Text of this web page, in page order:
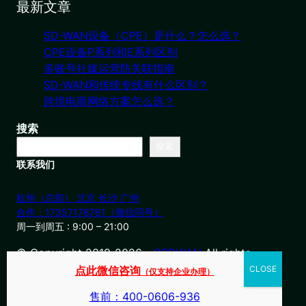
最新文章
SD-WAN设备（CPE）是什么？怎么选？
CPE设备P系列和E系列区别
多账号社媒运营防关联指南
SD-WAN和传统专线有什么区别？
跨境电商网络方案怎么选？
搜索
联系我们
杭州（总部） 北京 长沙 广州
合作：17357178761（微信同号）
周一到周五 : 9:00 – 21:00
© Copyright 2019-2026・OSDWANAll rights
点此微信咨询 （仅支持企业办理）
售前：400-0606-936